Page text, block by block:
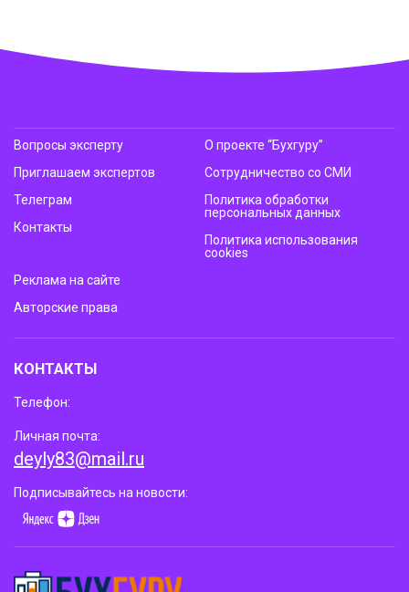
Вопросы эксперту
Приглашаем экспертов
Телеграм
Контакты
О проекте “Бухгуру”
Сотрудничество со СМИ
Политика обработки
персональных данных
Политика использования
cookies
Реклама на сайте
Авторские права
КОНТАКТЫ
Телефон:
Личная почта:
deyly83@mail.ru
Подписывайтесь на новости: